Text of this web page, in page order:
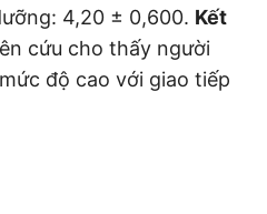
4,20 ± 0,600. Kết
cứu cho thấy người
độ cao với giao tiếp